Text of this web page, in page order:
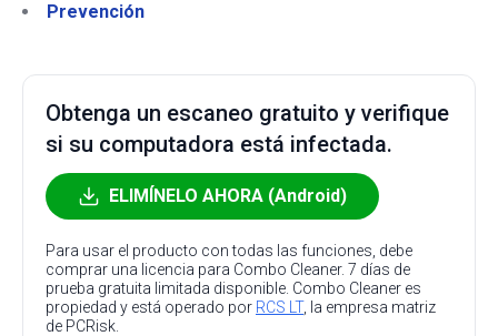
Prevención
Obtenga un escaneo gratuito y verifique
si su computadora está infectada.
ELIMÍNELO AHORA (Android)
Para usar el producto con todas las funciones, debe
comprar una licencia para Combo Cleaner. 7 días de
prueba gratuita limitada disponible. Combo Cleaner es
propiedad y está operado por RCS LT, la empresa matriz
de PCRisk.